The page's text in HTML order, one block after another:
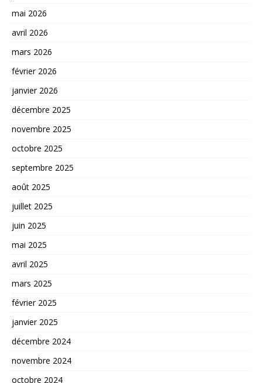
mai 2026
avril 2026
mars 2026
février 2026
janvier 2026
décembre 2025
novembre 2025
octobre 2025
septembre 2025
août 2025
juillet 2025
juin 2025
mai 2025
avril 2025
mars 2025
février 2025
janvier 2025
décembre 2024
novembre 2024
octobre 2024